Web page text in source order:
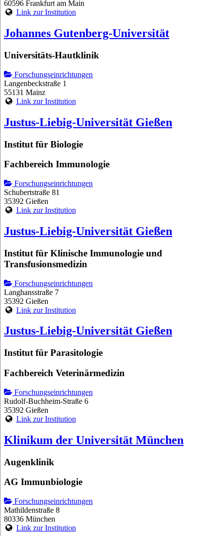
60596 Frankfurt am Main
Link zur Institution
Johannes Gutenberg-Universität
Universitäts-Hautklinik
Forschungseinrichtungen
Langenbeckstraße 1
55131 Mainz
Link zur Institution
Justus-Liebig-Universität Gießen
Institut für Biologie
Fachbereich Immunologie
Forschungseinrichtungen
Schubertstraße 81
35392 Gießen
Link zur Institution
Justus-Liebig-Universität Gießen
Institut für Klinische Immunologie und
Transfusionsmedizin
Forschungseinrichtungen
Langhansstraße 7
35392 Gießen
Link zur Institution
Justus-Liebig-Universität Gießen
Institut für Parasitologie
Fachbereich Veterinärmedizin
Forschungseinrichtungen
Rudolf-Buchheim-Straße 6
35392 Gießen
Link zur Institution
Klinikum der Universität München
Augenklinik
AG Immunbiologie
Forschungseinrichtungen
Mathildenstraße 8
80336 München
Link zur Institution